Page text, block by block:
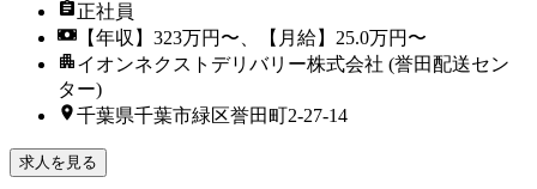
正社員
【年収】323万円〜、【月給】25.0万円〜
イオンネクストデリバリー株式会社 (誉田配送セン
ター)
千葉県千葉市緑区誉田町2-27-14
求人を見る